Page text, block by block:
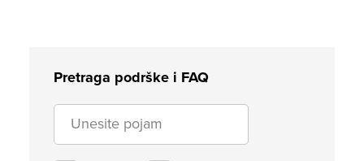
Pretraga podrške i FAQ